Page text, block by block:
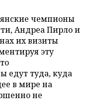
чемпионы
Андреа Пирло и
их визиты
эту
едут туда, куда
в мире на
не